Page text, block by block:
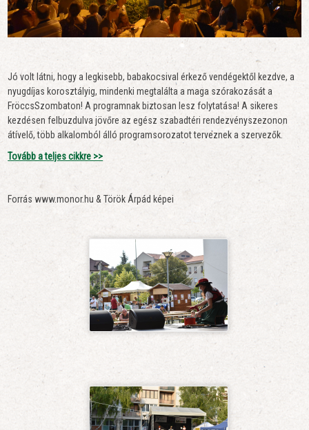
Jó volt látni, hogy a legkisebb, babakocsival érkező vendégektől kezdve, a
nyugdíjas korosztályig, mindenki megtalálta a maga szórakozását a
FröccsSzombaton! A programnak biztosan lesz folytatása! A sikeres
kezdésen felbuzdulva jövőre az egész szabadtéri rendezvényszezonon
átívelő, több alkalomból álló programsorozatot terveznek a szervezők.
Tovább a teljes cikkre >>
Forrás www.monor.hu & Török Árpád képei